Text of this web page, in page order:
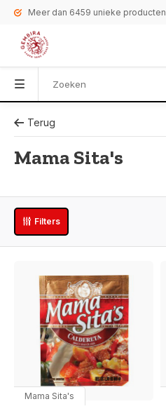
Meer dan 6459 unieke producten
Terug
Mama Sita's
Filters
Mama Sita's